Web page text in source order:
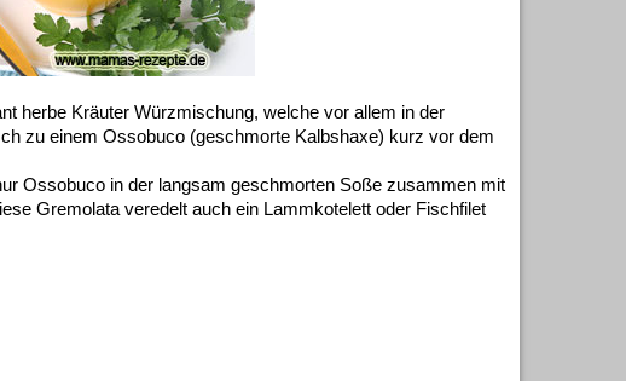
herbe Kräuter Würzmischung, welche vor allem in der
zu einem Ossobuco (geschmorte Kalbshaxe) kurz vor dem
Ossobuco in der langsam geschmorten Soße zusammen mit
Gremolata veredelt auch ein Lammkotelett oder Fischfilet